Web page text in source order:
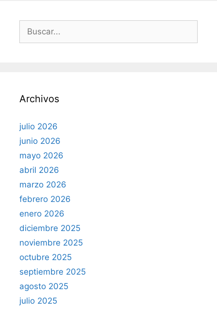
:
Archivos
julio 2026
junio 2026
mayo 2026
abril 2026
marzo 2026
febrero 2026
enero 2026
diciembre 2025
noviembre 2025
octubre 2025
septiembre 2025
agosto 2025
julio 2025